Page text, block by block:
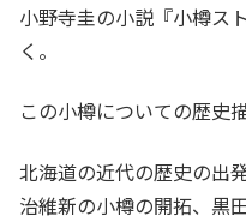
小野寺圭の小説『小樽ス
く。
この小樽についての歴史
北海道の近代の歴史の出
治維新の小樽の開拓、黒